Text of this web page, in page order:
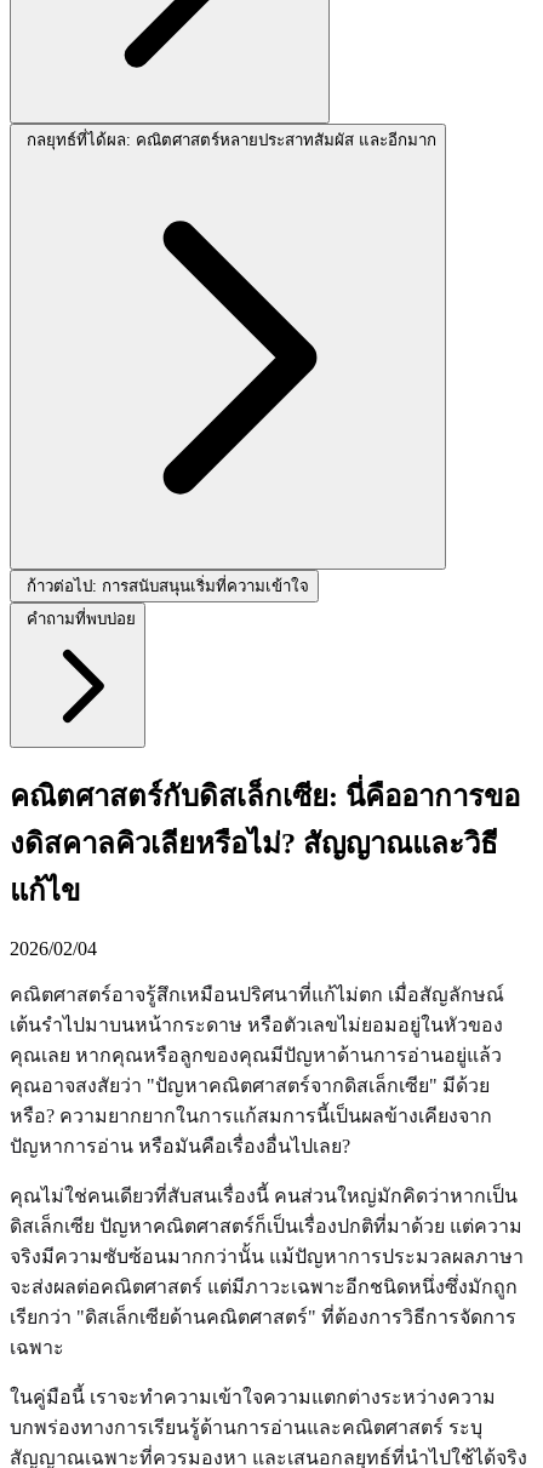
กลยุทธ์ที่ได้ผล: คณิตศาสตร์หลายประสาทสัมผัส และอีกมาก
ก้าวต่อไป: การสนับสนุนเริ่มที่ความเข้าใจ
คำถามที่พบบ่อย
คณิตศาสตร์กับดิสเล็กเซีย: นี่คืออาการขอ
งดิสคาลคิวเลียหรือไม่? สัญญาณและวิธี
แก้ไข
2026/02/04
คณิตศาสตร์อาจรู้สึกเหมือนปริศนาที่แก้ไม่ตก เมื่อสัญลักษณ์
เต้นรำไปมาบนหน้ากระดาษ หรือตัวเลขไม่ยอมอยู่ในหัวของ
คุณเลย หากคุณหรือลูกของคุณมีปัญหาด้านการอ่านอยู่แล้ว
คุณอาจสงสัยว่า "ปัญหาคณิตศาสตร์จากดิสเล็กเซีย" มีด้วย
หรือ? ความยากยากในการแก้สมการนี้เป็นผลข้างเคียงจาก
ปัญหาการอ่าน หรือมันคือเรื่องอื่นไปเลย?
คุณไม่ใช่คนเดียวที่สับสนเรื่องนี้ คนส่วนใหญ่มักคิดว่าหากเป็น
ดิสเล็กเซีย ปัญหาคณิตศาสตร์ก็เป็นเรื่องปกติที่มาด้วย แต่ความ
จริงมีความซับซ้อนมากกว่านั้น แม้ปัญหาการประมวลผลภาษา
จะส่งผลต่อคณิตศาสตร์ แต่มีภาวะเฉพาะอีกชนิดหนึ่งซึ่งมักถูก
เรียกว่า "ดิสเล็กเซียด้านคณิตศาสตร์" ที่ต้องการวิธีการจัดการ
เฉพาะ
ในคู่มือนี้ เราจะทำความเข้าใจความแตกต่างระหว่างความ
บกพร่องทางการเรียนรู้ด้านการอ่านและคณิตศาสตร์ ระบุ
สัญญาณเฉพาะที่ควรมองหา และเสนอกลยุทธ์ที่นำไปใช้ได้จริง